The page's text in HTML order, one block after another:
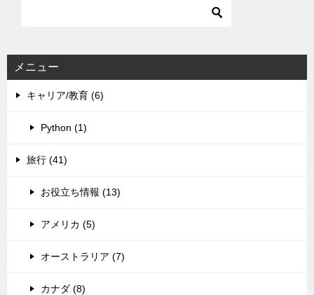
メニュー
キャリア/教育 (6)
Python (1)
旅行 (41)
お役立ち情報 (13)
アメリカ (5)
オーストラリア (7)
カナダ (8)